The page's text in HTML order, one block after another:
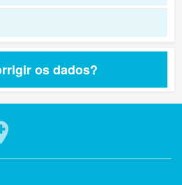
os dados?